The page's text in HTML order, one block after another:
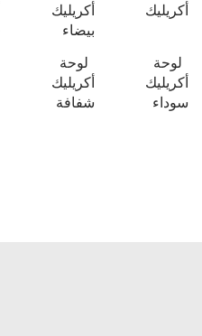
أكريليك
أكريليك
بيضاء
لوحة
أكريليك
سوداء
لوحة
أكريليك
شفافة